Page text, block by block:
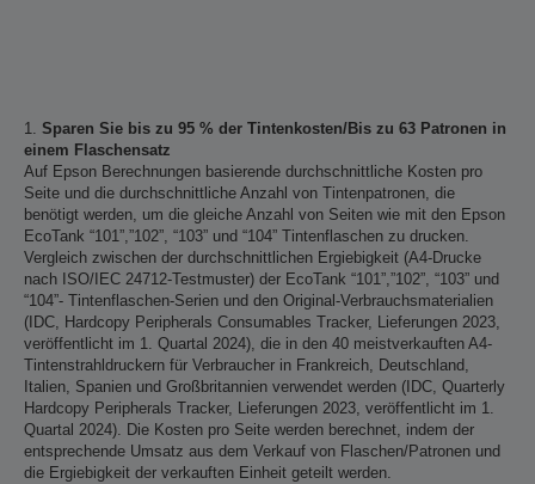
1. Sparen Sie bis zu 95 % der Tintenkosten/Bis zu 63 Patronen in
einem Flaschensatz
Auf Epson Berechnungen basierende durchschnittliche Kosten pro
Seite und die durchschnittliche Anzahl von Tintenpatronen, die
benötigt werden, um die gleiche Anzahl von Seiten wie mit den Epson
EcoTank “101”,”102”, “103” und “104” Tintenflaschen zu drucken.
Vergleich zwischen der durchschnittlichen Ergiebigkeit (A4-Drucke
nach ISO/IEC 24712-Testmuster) der EcoTank “101”,”102”, “103” und
“104”- Tintenflaschen-Serien und den Original-Verbrauchsmaterialien
(IDC, Hardcopy Peripherals Consumables Tracker, Lieferungen 2023,
veröffentlicht im 1. Quartal 2024), die in den 40 meistverkauften A4-
Tintenstrahldruckern für Verbraucher in Frankreich, Deutschland,
Italien, Spanien und Großbritannien verwendet werden (IDC, Quarterly
Hardcopy Peripherals Tracker, Lieferungen 2023, veröffentlicht im 1.
Quartal 2024). Die Kosten pro Seite werden berechnet, indem der
entsprechende Umsatz aus dem Verkauf von Flaschen/Patronen und
die Ergiebigkeit der verkauften Einheit geteilt werden.